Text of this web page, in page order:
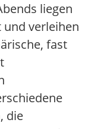
liegen
verleihen
fast
die